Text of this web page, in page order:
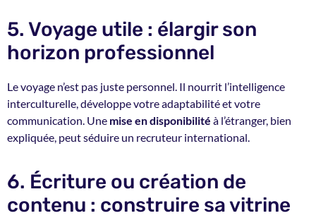
5. Voyage utile : élargir son
horizon professionnel
Le voyage n’est pas juste personnel. Il nourrit l’intelligence
interculturelle, développe votre adaptabilité et votre
communication. Une mise en disponibilité à l’étranger, bien
expliquée, peut séduire un recruteur international.
6. Écriture ou création de
contenu : construire sa vitrine